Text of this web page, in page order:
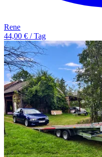
Rene
44,00 € / Tag